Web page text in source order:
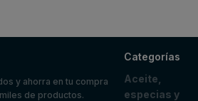
y ahorra en tu compra
de productos.
Categorías
Aceite,
especias y